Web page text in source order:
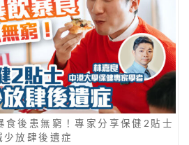
食後患無窮！專家分享保健2貼士
少放肆後遺症